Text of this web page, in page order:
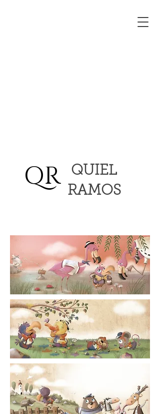
QR
QUIEL
RAMOS